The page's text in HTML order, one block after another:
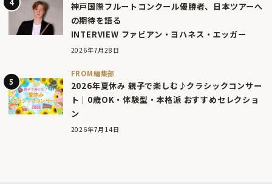
神戸国際フルートコンクール優勝者、日本ツアーへ
の期待を語る
INTERVIEW ファビアン・ヨハネス・エッガー
2026年7月28日
FROM編集部
2026年夏休み 親子で楽しむ♪クラシックコンサー
ト｜0歳OK・体験型・本格派 おすすめセレクショ
ン
2026年7月14日